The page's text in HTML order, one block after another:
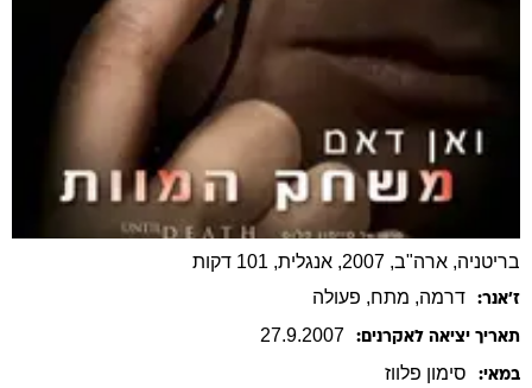
בריטניה, ארה"ב, 2007, אנגלית, 101 דקות
ז׳אנר: דרמה, מתח, פעולה
תאריך יציאה לאקרנים: 27.9.2007
במאי: סימון פלווז